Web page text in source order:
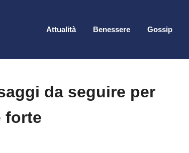
Attualità Benessere Gossip
da seguire per
forte